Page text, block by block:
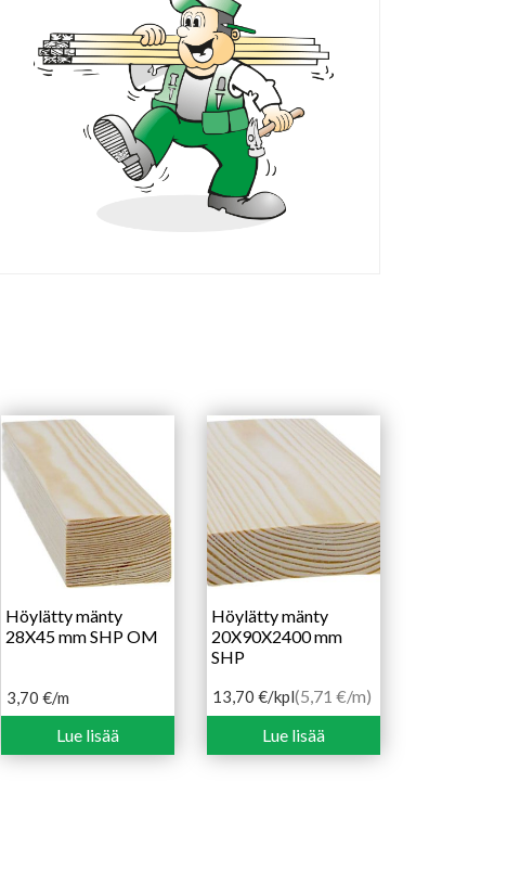
Höylätty mänty
28X45 mm SHP OM
3,70 €/m
Lue lisää
Höylätty mänty
20X90X2400 mm
SHP
13,70 €/kpl(5,71 €/m)
Lue lisää